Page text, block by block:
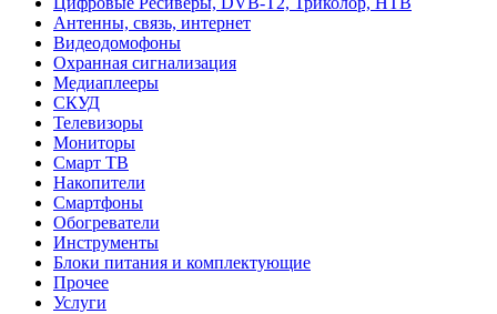
Антенны, связь, интернет
Видеодомофоны
Охранная сигнализация
Медиаплееры
СКУД
Телевизоры
Мониторы
Смарт ТВ
Накопители
Смартфоны
Обогреватели
Инструменты
Блоки питания и комплектующие
Прочее
Услуги